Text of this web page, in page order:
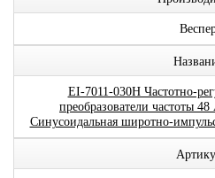
EI-7011-030H Частотно-
преобразователи частоты
Синусоидальная широтно-